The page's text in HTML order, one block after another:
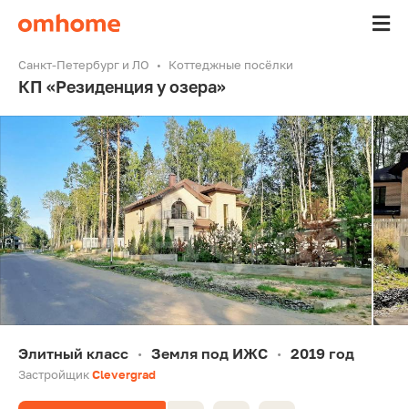
Санкт-Петербург и ЛО Коттеджные посёлки
КП «Резиденция у озера»
Элитный класс • Земля под ИЖС • 2019 год
ЗастройщикClevergrad